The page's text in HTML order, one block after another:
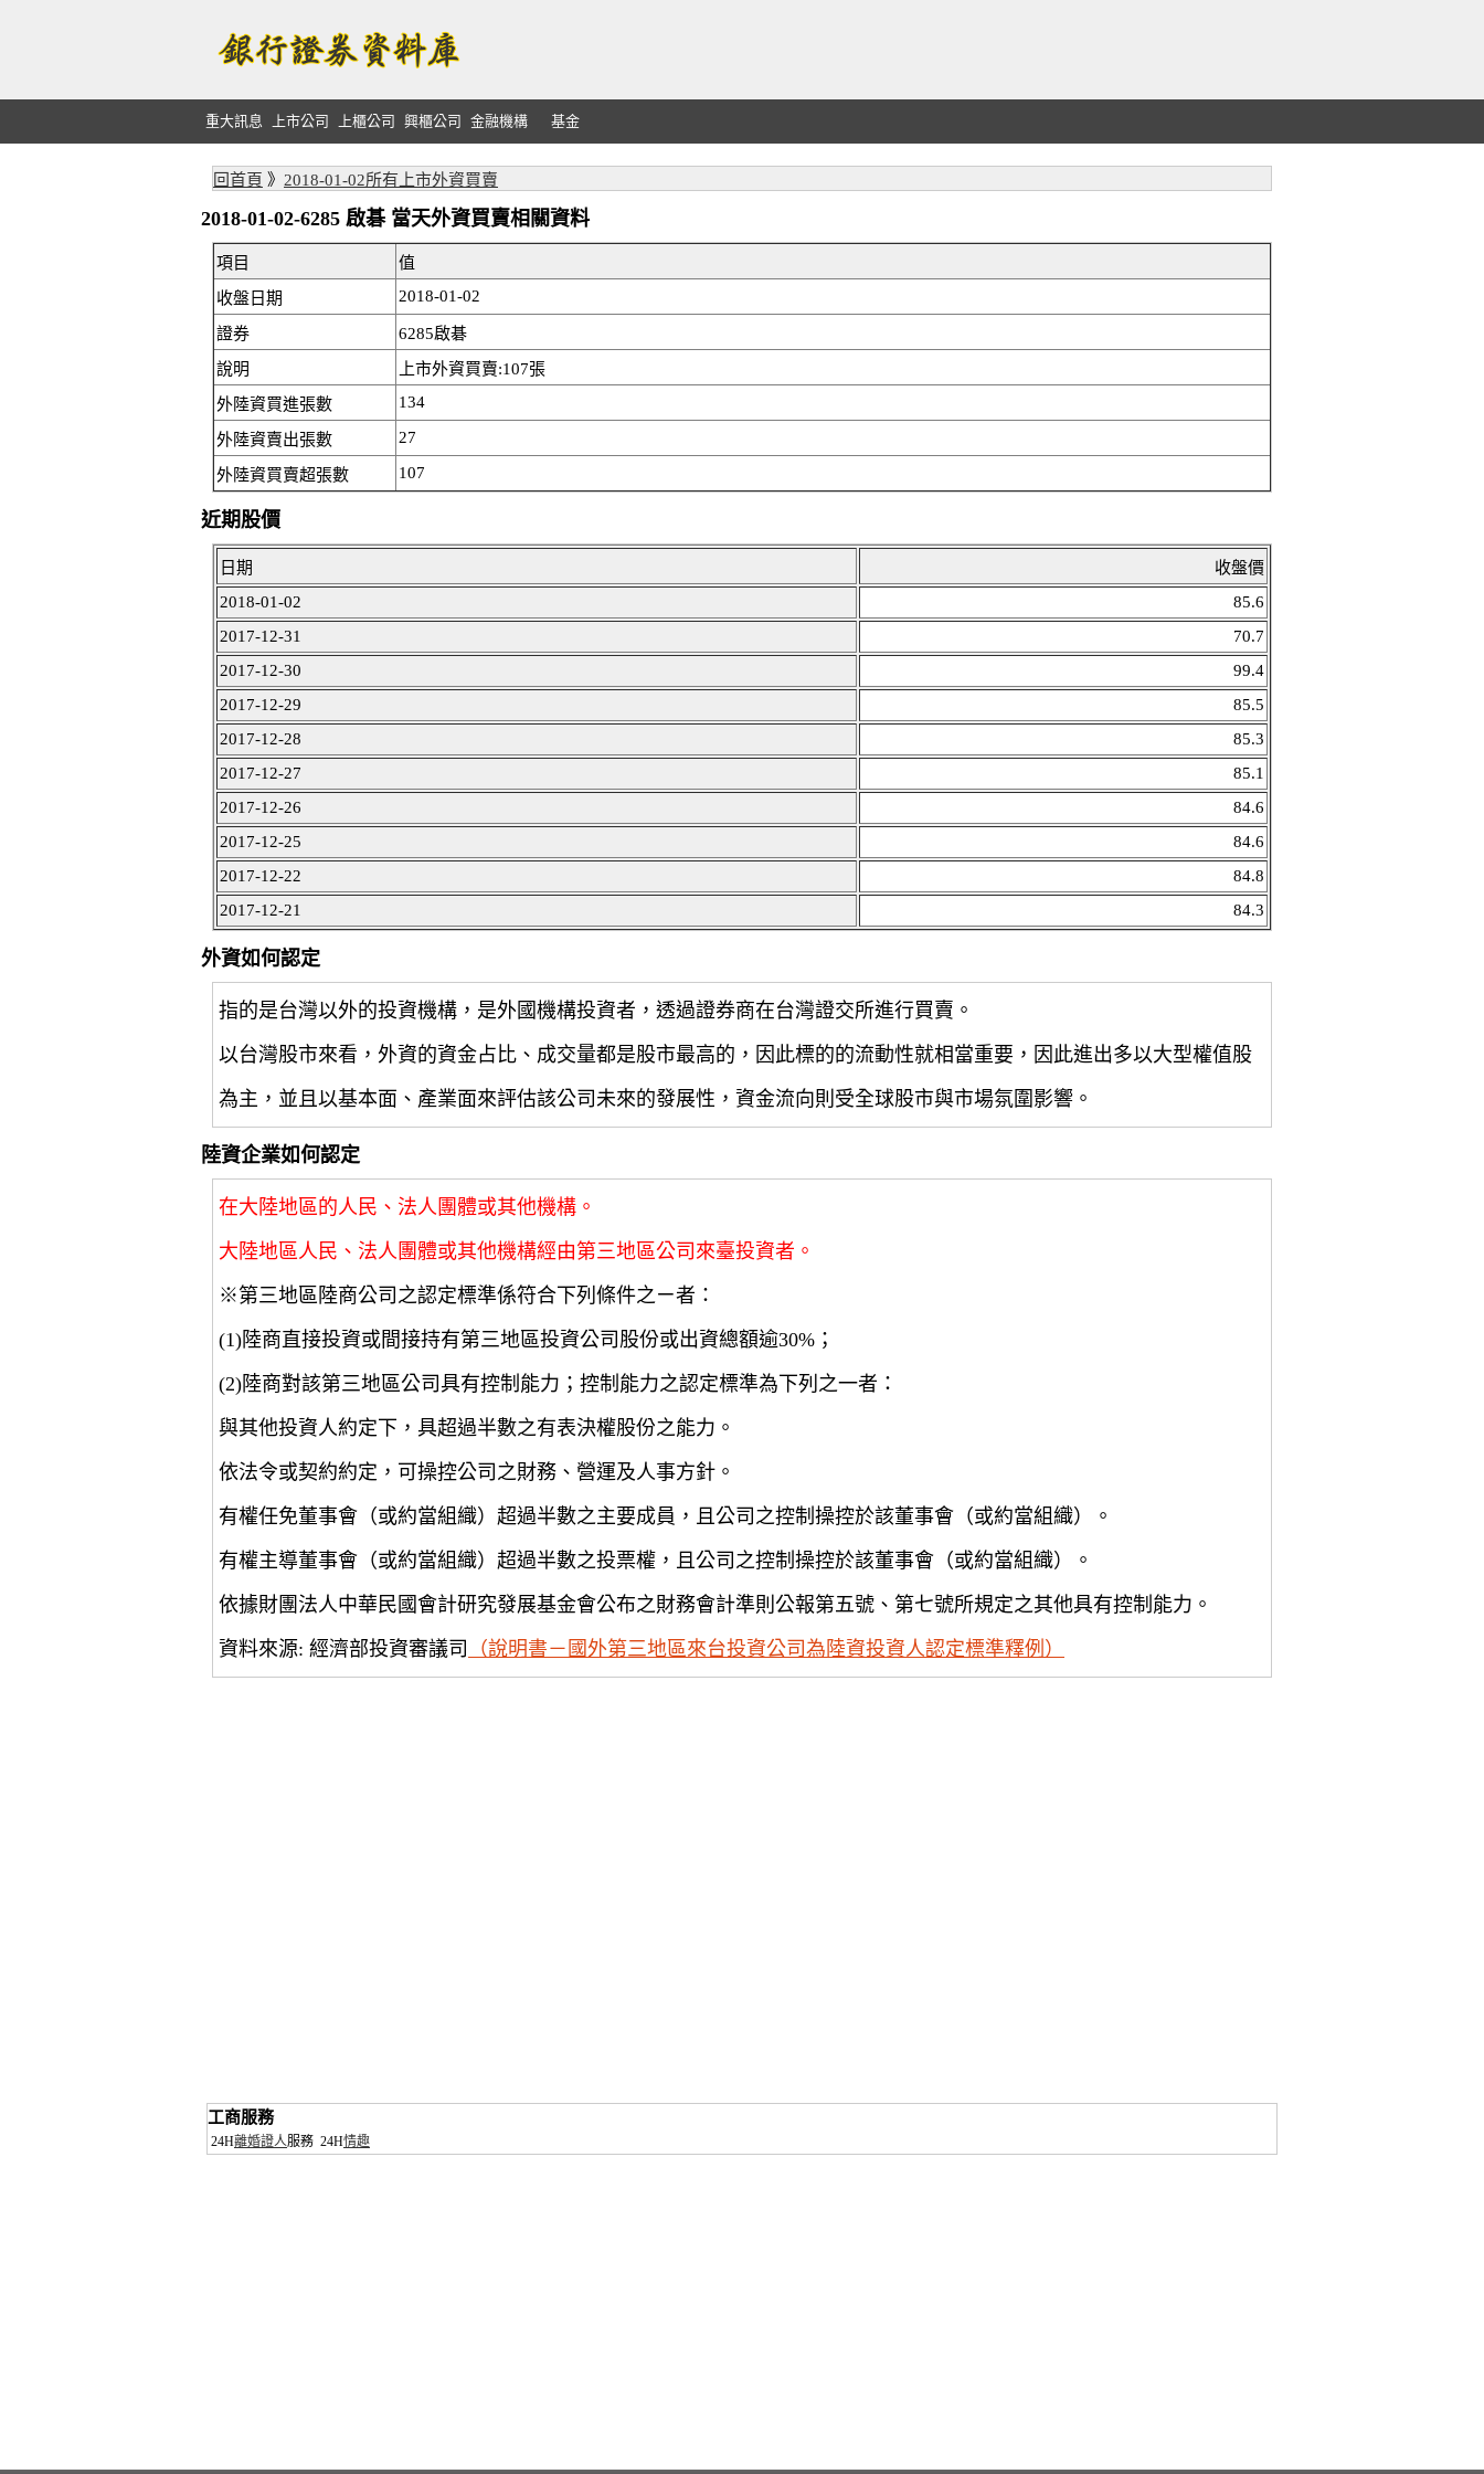
重大訊息 上市公司 上櫃公司 興櫃公司 金融機構 基金
回首頁 》 2018-01-02所有上市外資買賣
2018-01-02-6285 啟碁 當天外資買賣相關資料
項目
值
收盤日期
2018-01-02
證券
6285啟碁
說明
上市外資買賣:107張
外陸資買進張數
134
外陸資賣出張數 27
外陸資買賣超張數 107
近期股價
日期
收盤價
2018-01-02
85.6
2017-12-31
70.7
2017-12-30
99.4
2017-12-29
85.5
2017-12-28
85.3
2017-12-27
85.1
2017-12-26
84.6
2017-12-25
84.6
2017-12-22
84.8
2017-12-21
84.3
外資如何認定
指的是台灣以外的投資機構，是外國機構投資者，透過證券商在台灣證交所進行買賣。
以台灣股市來看，外資的資金占比、成交量都是股市最高的，因此標的的流動性就相當重要，因此進出多以大型權值股
為主，並且以基本面、產業面來評估該公司未來的發展性，資金流向則受全球股市與市場氛圍影響。
陸資企業如何認定
在大陸地區的人民、法人團體或其他機構。
大陸地區人民、法人團體或其他機構經由第三地區公司來臺投資者。
※第三地區陸商公司之認定標準係符合下列條件之ㄧ者：
(1)陸商直接投資或間接持有第三地區投資公司股份或出資總額逾30%；
(2)陸商對該第三地區公司具有控制能力；控制能力之認定標準為下列之一者：
與其他投資人約定下，具超過半數之有表決權股份之能力。
依法令或契約約定，可操控公司之財務、營運及人事方針。
有權任免董事會（或約當組織）超過半數之主要成員，且公司之控制操控於該董事會（或約當組織）。
有權主導董事會（或約當組織）超過半數之投票權，且公司之控制操控於該董事會（或約當組織）。
依據財團法人中華民國會計研究發展基金會公布之財務會計準則公報第五號、第七號所規定之其他具有控制能力。
資料來源: 經濟部投資審議司
（說明書－國外第三地區來台投資公司為陸資投資人認定標準釋例）
工商服務
24H離婚證人服務 24H情趣